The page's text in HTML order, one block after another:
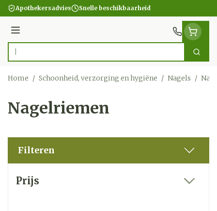
Ga naar de inhoud
Apothekersadvies Snelle beschikbaarheid
Menu
Product, merk, categorie... Zoek
Home / Schoonheid, verzorging en hygiëne / Nagels /
Nagelriemen
Filteren
Prijs